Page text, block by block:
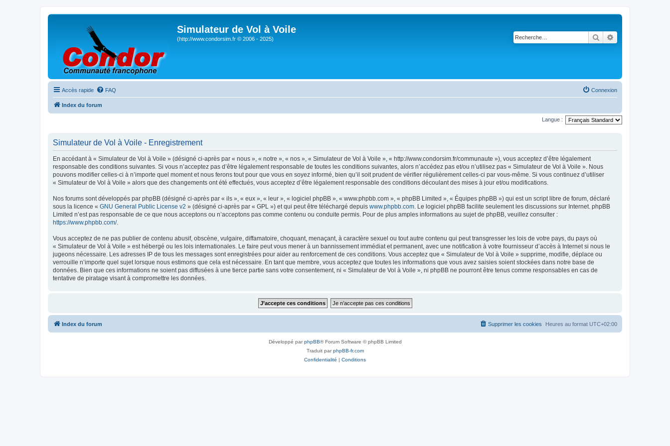
Simulateur de Vol à Voile
(http://www.condorsim.fr © 2006 - 2025) Rechercher
Accès rapide FAQ Connexion
Index du forum
Langue :
Simulateur de Vol à Voile - Enregistrement
En accédant à « Simulateur de Vol à Voile » (désigné ci-après par « nous », « notre », « nos », « Simulateur de Vol à Voile », « http://www.condorsim.fr/communaute »), vous acceptez d’être légalement
responsable des conditions suivantes. Si vous n’acceptez pas d’être légalement responsable de toutes les conditions suivantes, alors n’accédez pas et/ou n’utilisez pas « Simulateur de Vol à Voile ». Nous
pouvons modifier celles-ci à n’importe quel moment et nous ferons tout pour que vous en soyez informé, bien qu’il soit prudent de vérifier régulièrement celles-ci par vous-même. Si vous continuez d’utiliser
« Simulateur de Vol à Voile » alors que des changements ont été effectués, vous acceptez d’être légalement responsable des conditions découlant des mises à jour et/ou modifications.
Nos forums sont développés par phpBB (désigné ci-après par « ils », « eux », « leur », « logiciel phpBB », « www.phpbb.com », « phpBB Limited », « Équipes phpBB ») qui est un script libre de forum, déclaré
sous la licence « GNU General Public License v2 » (désigné ci-après par « GPL ») et qui peut être téléchargé depuis www.phpbb.com . Le logiciel phpBB facilite seulement les discussions sur Internet. phpBB
Limited n’est pas responsable de ce que nous acceptons ou n’acceptons pas comme contenu ou conduite permis. Pour de plus amples informations au sujet de phpBB, veuillez consulter :
https://www.phpbb.com/.
Vous acceptez de ne pas publier de contenu abusif, obscène, vulgaire, diffamatoire, choquant, menaçant, à caractère sexuel ou tout autre contenu qui peut transgresser les lois de votre pays, du pays où
« Simulateur de Vol à Voile » est hébergé ou les lois internationales. Le faire peut vous mener à un bannissement immédiat et permanent, avec une notification à votre fournisseur d’accès à Internet si nous le
jugeons nécessaire. Les adresses IP de tous les messages sont enregistrées pour aider au renforcement de ces conditions. Vous acceptez que « Simulateur de Vol à Voile » supprime, modifie, déplace ou
verrouille n’importe quel sujet lorsque nous estimons que cela est nécessaire. En tant que membre, vous acceptez que toutes les informations que vous avez saisies soient stockées dans notre base de
données. Bien que ces informations ne soient pas diffusées à une tierce partie sans votre consentement, ni « Simulateur de Vol à Voile », ni phpBB ne pourront être tenus comme responsables en cas de
tentative de piratage visant à compromettre les données.
Index du forum Heures au format UTC+02:00
Supprimer les cookies
Développé parphpBB® Forum Software © phpBB Limited
Traduit parphpBB-fr.com
Confidentialité | Conditions